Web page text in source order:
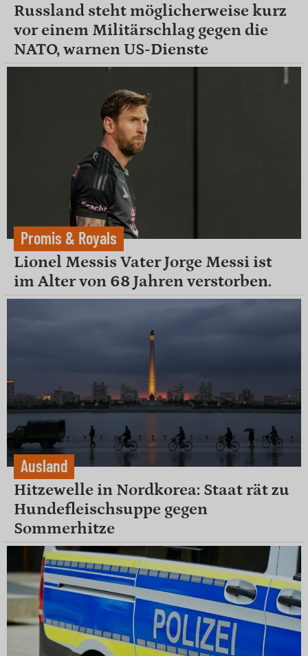
Russland steht möglicherweise kurz
vor einem Militärschlag gegen die
NATO, warnen US-Dienste
Promis & Royals
Lionel Messis Vater Jorge Messi ist
im Alter von 68 Jahren verstorben.
Ausland
Hitzewelle in Nordkorea: Staat rät zu
Hundefleischsuppe gegen
Sommerhitze